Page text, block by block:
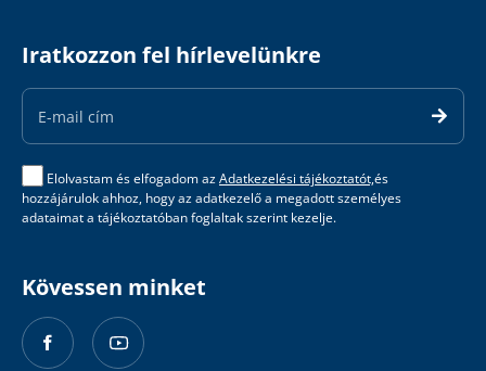
Iratkozzon fel hírlevelünkre
Email
Address
Elolvastam és elfogadom azAdatkezelési tájékoztatót,és
hozzájárulok ahhoz, hogy az adatkezelő a megadott személyes
adataimat a tájékoztatóban foglaltak szerint kezelje.
Kövessen minket